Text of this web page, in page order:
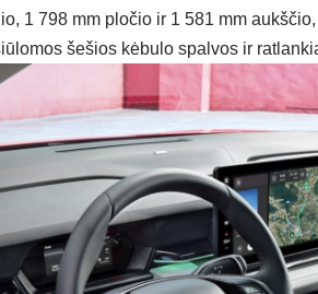
1 798 mm pločio ir 1 581 mm
šešios kėbulo spalvos ir